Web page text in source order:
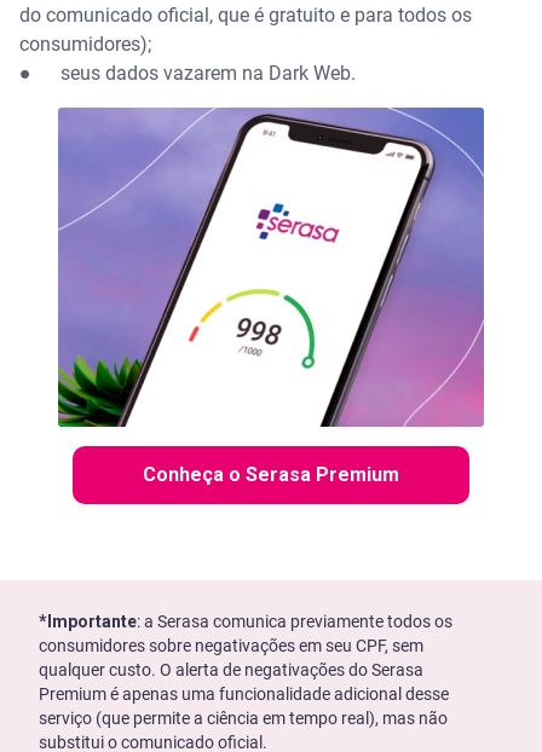
do comunicado oficial, que é gratuito e para todos os
consumidores);
● seus dados vazarem na Dark Web.
Conheça o Serasa Premium
*Importante: a Serasa comunica previamente todos os
consumidores sobre negativações em seu CPF, sem
qualquer custo. O alerta de negativações do Serasa
Premium é apenas uma funcionalidade adicional desse
serviço (que permite a ciência em tempo real), mas não
substitui o comunicado oficial.